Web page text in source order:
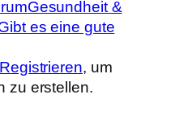
Gesundheit &
es eine gute
Registrieren, um
zu erstellen.